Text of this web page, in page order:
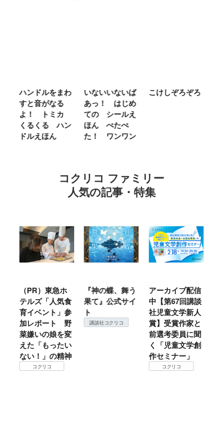
ルをまわ
がなる
トミカ
る ハン
いないいないば
あっ！ はじめ
ての シールえ
ほん ぺたぺ
た！ ワンワン
こけしぞろぞろ
ＭＲ．ＭＥ
コクリコ ファミリー
人気の記事・特集
）東急ホ
ズ「人気食
ベント」参
ポート 野
いの娘を変
「もったい
！」の精神
『神の蝶、舞う
果て』公式サイ
ト
講談社コクリコ
アーカイブ配信
中【第67回講談
社児童文学新人
賞】受賞作家と
前選考委員に聞
く「児童文学創
作セミナー」
仙台の冬は
地方では温
暖？ 本当
ころは仙台
て検証すべ
コクリコ